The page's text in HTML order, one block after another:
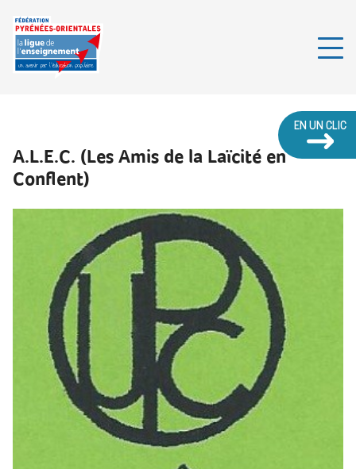
EN UN CLIC
A.L.E.C. (Les Amis de la Laïcité en
Conflent)